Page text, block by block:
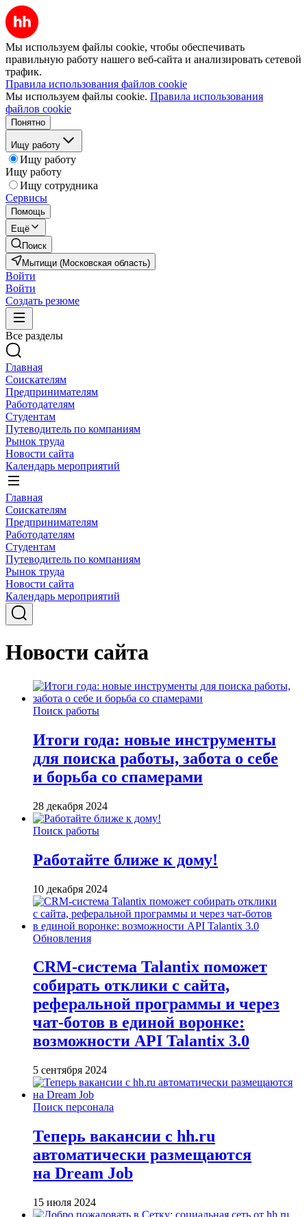
Мы используем файлы cookie, чтобы обеспечивать
правильную работу нашего веб-сайта и анализировать сетевой
трафик.
Правила использования файлов cookie
Мы используем файлы cookie. Правила использования
файлов cookie
Понятно
Ищу работу
Ищу работу
Ищу работу
Ищу сотрудника
Сервисы
Помощь
Ещё
Поиск
Мытищи (Московская область)
Войти
Войти
Создать резюме
Все разделы
Главная
Соискателям
Предпринимателям
Работодателям
Студентам
Путеводитель по компаниям
Рынок труда
Новости сайта
Календарь мероприятий
Главная
Соискателям
Предпринимателям
Работодателям
Студентам
Путеводитель по компаниям
Рынок труда
Новости сайта
Календарь мероприятий
Новости сайта
Поиск работы
Итоги года: новые инструменты
для поиска работы, забота о себе
и борьба со спамерами
28 декабря 2024
Поиск работы
Работайте ближе к дому!
10 декабря 2024
Обновления
CRM-система Talantix поможет
собирать отклики с сайта,
реферальной программы и через
чат-ботов в единой воронке:
возможности API Talantix 3.0
5 сентября 2024
Поиск персонала
Теперь вакансии с hh.ru
автоматически размещаются
на Dream Job
15 июля 2024